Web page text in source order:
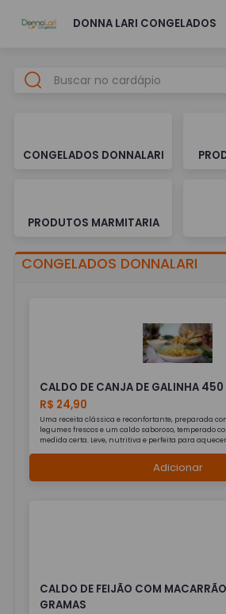
DONNA LARI CONGELADOS
CONGELADOS DONNALARI
PRODUTOS MARMITARIA
CONGELADOS DONNALARI
CALDO DE CANJA DE GALINHA 450
R$ 24,90
Uma receita clássica e reconfortante, preparada
legumes frescos e um caldo saboroso, temperado
medida certa. Leve, nutritiva e perfeita para
Adicionar
CALDO DE FEIJÃO COM
GRAMAS